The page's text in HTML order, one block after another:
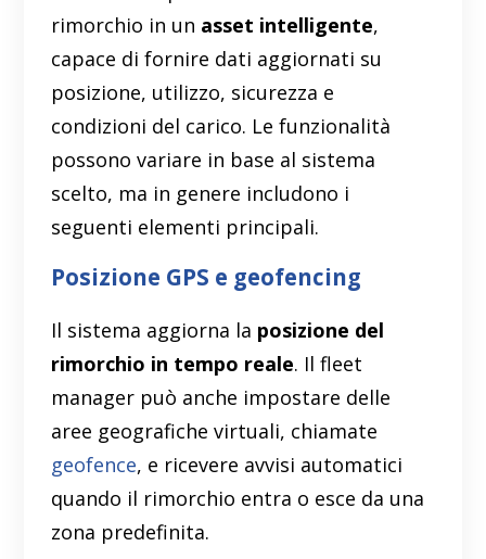
rimorchio in un asset intelligente,
capace di fornire dati aggiornati su
posizione, utilizzo, sicurezza e
condizioni del carico. Le funzionalità
possono variare in base al sistema
scelto, ma in genere includono i
seguenti elementi principali.
Posizione GPS e geofencing
Il sistema aggiorna la posizione del
rimorchio in tempo reale. Il fleet
manager può anche impostare delle
aree geografiche virtuali, chiamate
geofence, e ricevere avvisi automatici
quando il rimorchio entra o esce da una
zona predefinita.